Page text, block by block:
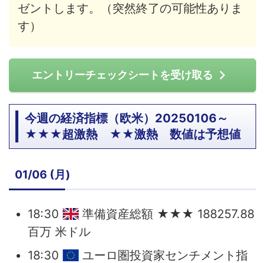
ゼントします。（突然終了の可能性ありま
す）
エントリーチェックシートを受け取る
今週の経済指標（欧米）20250106～
★★★超激熱 ★★激熱 数値は予想値
01/06 (月)
18:30
準備資産総額 ★★★ 188257.88
百万 米ドル
18:30
ユーロ圏投資家センチメント指